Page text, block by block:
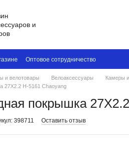
Оптовое сотрудничество
и велотовары Велоаксессуары Камеры
27X2.2 H-5161 Chaoyang
покрышка
398711 Оставить отзыв